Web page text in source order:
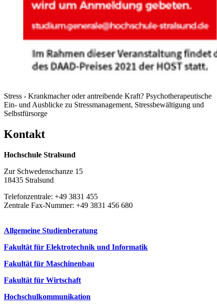
Stress - Krankmacher oder antreibende Kraft? Psychotherapeutische
Ein- und Ausblicke zu Stressmanagement, Stressbewältigung und
Selbstfürsorge
Kon­takt
Hochschule Stralsund
Zur Schwedenschanze 15
18435 Stralsund
Telefonzentrale: +49 3831 455
Zentrale Fax-Nummer: +49 3831 456 680
Allgemeine Studienberatung
Fakultät für Elektrotechnik und Informatik
Fakultät für Maschinenbau
Fakultät für Wirtschaft
Hochschulkommunikation